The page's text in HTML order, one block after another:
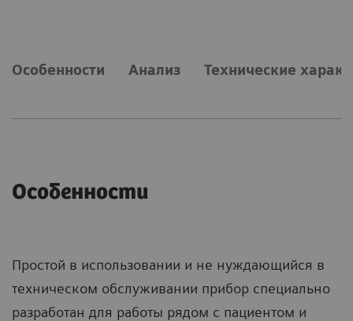
Особенности Анализ Технические
Особенности
Простой в использовании и не нуждающийся в
техническом обслуживании прибор специально
разработан для работы рядом с пациентом и